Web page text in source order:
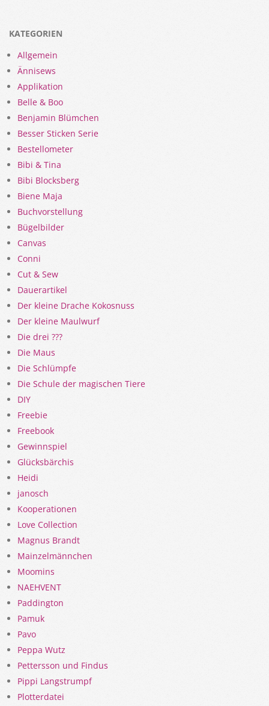
KATEGORIEN
Allgemein
Ännisews
Applikation
Belle & Boo
Benjamin Blümchen
Besser Sticken Serie
Bestellometer
Bibi & Tina
Bibi Blocksberg
Biene Maja
Buchvorstellung
Bügelbilder
Canvas
Conni
Cut & Sew
Dauerartikel
Der kleine Drache Kokosnuss
Der kleine Maulwurf
Die drei ???
Die Maus
Die Schlümpfe
Die Schule der magischen Tiere
DIY
Freebie
Freebook
Gewinnspiel
Glücksbärchis
Heidi
janosch
Kooperationen
Love Collection
Magnus Brandt
Mainzelmännchen
Moomins
NAEHVENT
Paddington
Pamuk
Pavo
Peppa Wutz
Pettersson und Findus
Pippi Langstrumpf
Plotterdatei